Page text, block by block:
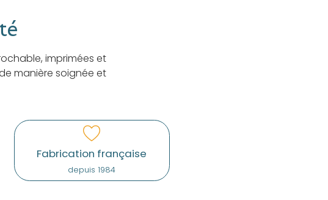
imprimées et
manière soignée et
Fabrication française
depuis 1984